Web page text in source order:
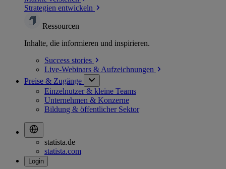
Strategien entwickeln
Ressourcen
Inhalte, die informieren und inspirieren.
Success stories
Live-Webinars & Aufzeichnungen
Preise & Zugänge
Einzelnutzer & kleine Teams
Unternehmen & Konzerne
Bildung & öffentlicher Sektor
statista.de
statista.com